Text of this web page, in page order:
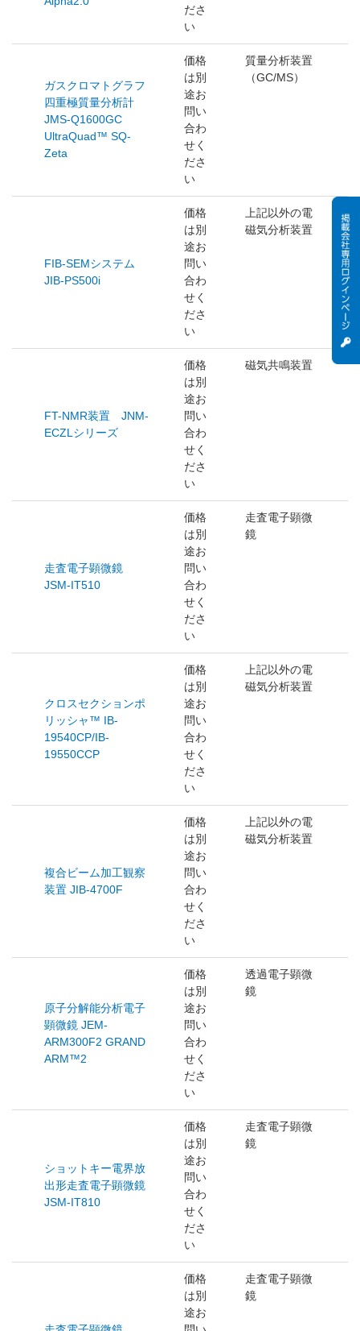
ださ
い
ガスクロマトグラフ
四重極質量分析計
JMS-Q1600GC
UltraQuad™ SQ-
Zeta
価格
は別
途お
問い
合わ
せく
ださ
い
質量分析装置
（GC/MS）
FIB-SEMシステム
JIB-PS500i
価格
は別
途お
問い
合わ
せく
ださ
い
上記以外の電
磁気分析装置
FT-NMR装置 JNM-
ECZLシリーズ
価格
は別
途お
問い
合わ
せく
ださ
い
磁気共鳴装置
走査電子顕微鏡
JSM-IT510
価格
は別
途お
問い
合わ
せく
ださ
い
走査電子顕微
鏡
クロスセクションポ
リッシャ™ IB-
19540CP/IB-
19550CCP
価格
は別
途お
問い
合わ
せく
ださ
い
上記以外の電
磁気分析装置
複合ビーム加工観察
装置 JIB-4700F
価格
は別
途お
問い
合わ
せく
ださ
い
上記以外の電
磁気分析装置
原子分解能分析電子
顕微鏡 JEM-
ARM300F2 GRAND
ARM™2
価格
は別
途お
問い
合わ
せく
ださ
い
透過電子顕微
鏡
ショットキー電界放
出形走査電子顕微鏡
JSM-IT810
価格
は別
途お
問い
合わ
せく
ださ
い
走査電子顕微
鏡
価格
は別
途お
走査電子顕微
鏡